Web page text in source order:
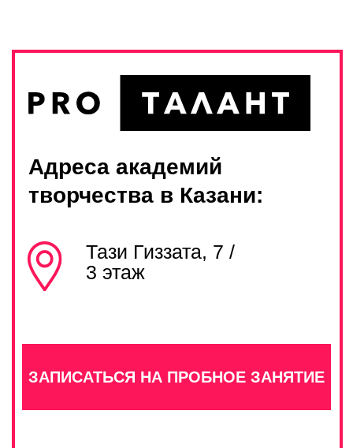
ЗАДАТЬ ВОПРОС
РАБОТА В PRO
Политика конфиденциальности
Публичная оферта
Прайс